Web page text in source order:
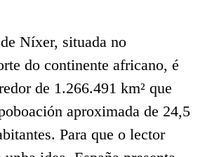
Níxer, situada no
do continente africano, é
de 1.266.491 km² que
aproximada de 24,5
Para que o lector